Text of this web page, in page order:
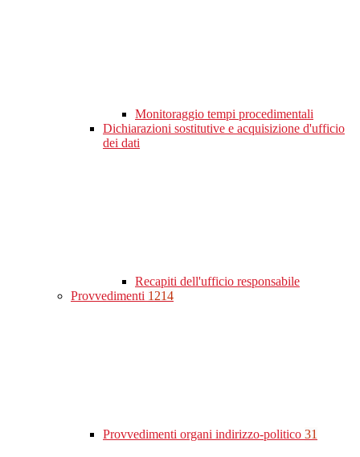
Monitoraggio tempi procedimentali
Dichiarazioni sostitutive e acquisizione d'ufficio
dei dati
Recapiti dell'ufficio responsabile
Provvedimenti 1214
Provvedimenti organi indirizzo-politico 31